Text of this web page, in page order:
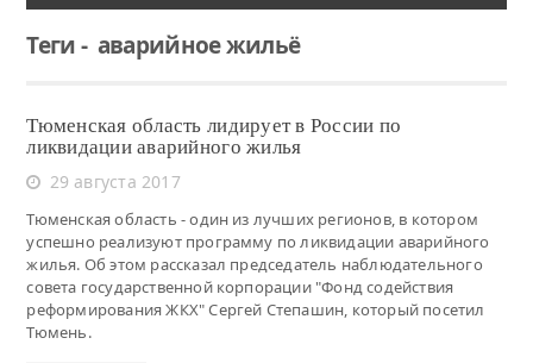
Теги-аварийное жильё
Тюменская область лидирует в России по
ликвидации аварийного жилья
29 августа 2017
Тюменская область - один из лучших регионов, в котором
успешно реализуют программу по ликвидации аварийного
жилья. Об этом рассказал председатель наблюдательного
совета государственной корпорации "Фонд содействия
реформирования ЖКХ" Сергей Степашин, который посетил
Тюмень.